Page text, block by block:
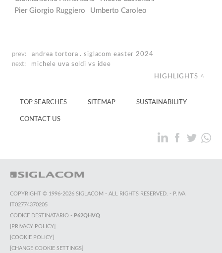
Pier Giorgio Ruggiero
Umberto Caroleo
prev: andrea tortora . siglacom easter 2024
next:
michele uva soldi vs idee
HIGHLIGHTS
TOP SEARCHES SITEMAP SUSTAINABILITY
CONTACT US
COPYRIGHT © 1996-2026 SIGLACOM - ALL RIGHTS RESERVED. - P.IVA
IT02774370205
CODICE DESTINATARIO - P62QHVQ
[PRIVACY POLICY]
[COOKIE POLICY]
[CHANGE COOKIE SETTINGS]